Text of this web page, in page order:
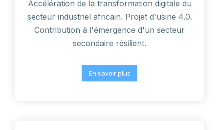
Accélération de la transformation digitale du
secteur industriel africain. Projet d'usine 4.0.
Contribution à l'émergence d'un secteur
secondaire résilient.
En savoir plus